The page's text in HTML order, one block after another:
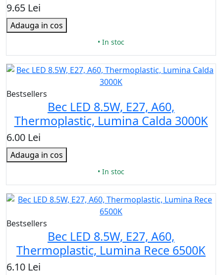
9.65 Lei
Adauga in cos
• In stoc
Bestsellers
Bec LED 8.5W, E27, A60,
Thermoplastic, Lumina Calda 3000K
6.00 Lei
Adauga in cos
• In stoc
Bestsellers
Bec LED 8.5W, E27, A60,
Thermoplastic, Lumina Rece 6500K
6.10 Lei